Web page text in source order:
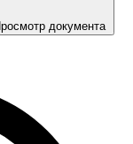
документа